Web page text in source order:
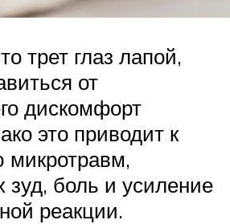
трет глаз лапой,
от
дискомфорт
это приводит к
микротравм,
боль и усиление
реакции.